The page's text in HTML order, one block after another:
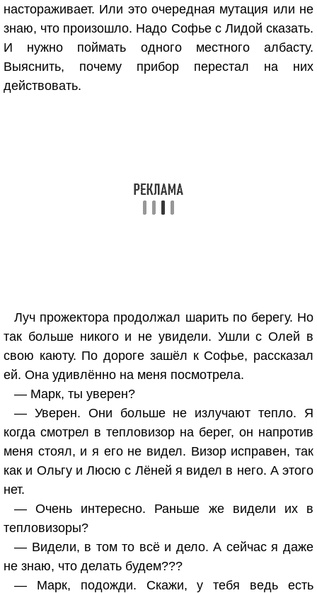
настораживает. Или это очередная мутация или не
знаю, что произошло. Надо Софье с Лидой сказать.
И нужно поймать одного местного албасту.
Выяснить, почему прибор перестал на них
действовать.
Луч прожектора продолжал шарить по берегу. Но
так больше никого и не увидели. Ушли с Олей в
свою каюту. По дороге зашёл к Софье, рассказал
ей. Она удивлённо на меня посмотрела.
— Марк, ты уверен?
— Уверен. Они больше не излучают тепло. Я
когда смотрел в тепловизор на берег, он напротив
меня стоял, и я его не видел. Визор исправен, так
как и Ольгу и Люсю с Лёней я видел в него. А этого
нет.
— Очень интересно. Раньше же видели их в
тепловизоры?
— Видели, в том то всё и дело. А сейчас я даже
не знаю, что делать будем???
— Марк, подожди. Скажи, у тебя ведь есть